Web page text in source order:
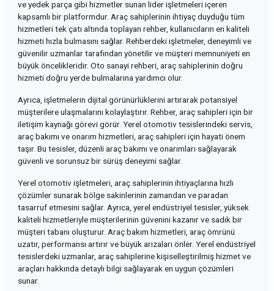
ve yedek parça gibi hizmetler sunan lider işletmeleri içeren
kapsamlı bir platformdur. Araç sahiplerinin ihtiyaç duyduğu tüm
hizmetleri tek çatı altında toplayan rehber, kullanıcıların en kaliteli
hizmeti hızla bulmasını sağlar. Rehberdeki işletmeler, deneyimli ve
güvenilir uzmanlar tarafından yönetilir ve müşteri memnuniyeti en
büyük öncelikleridir. Oto sanayi rehberi, araç sahiplerinin doğru
hizmeti doğru yerde bulmalarına yardımcı olur.
Ayrıca, işletmelerin dijital görünürlüklerini artırarak potansiyel
müşterilere ulaşmalarını kolaylaştırır. Rehber, araç sahipleri için bir
iletişim kaynağı görevi görür. Yerel otomotiv tesislerindeki servis,
araç bakımı ve onarım hizmetleri, araç sahipleri için hayati önem
taşır. Bu tesisler, düzenli araç bakımı ve onarımları sağlayarak
güvenli ve sorunsuz bir sürüş deneyimi sağlar.
Yerel otomotiv işletmeleri, araç sahiplerinin ihtiyaçlarına hızlı
çözümler sunarak bölge sakinlerinin zamandan ve paradan
tasarruf etmesini sağlar. Ayrıca, yerel endüstriyel tesisler, yüksek
kaliteli hizmetleriyle müşterilerinin güvenini kazanır ve sadık bir
müşteri tabanı oluşturur. Araç bakım hizmetleri, araç ömrünü
uzatır, performansı artırır ve büyük arızaları önler. Yerel endüstriyel
tesislerdeki uzmanlar, araç sahiplerine kişiselleştirilmiş hizmet ve
araçları hakkında detaylı bilgi sağlayarak en uygun çözümleri
sunar.